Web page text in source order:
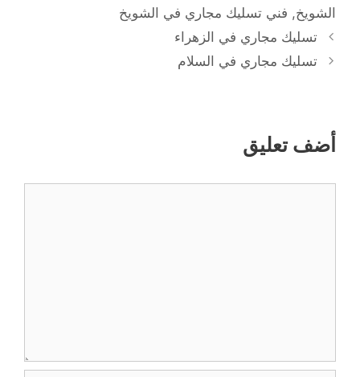
الشويخ, فني تسليك مجاري في الشويخ
تسليك مجاري في الزهراء
تسليك مجاري في السلام
أضف تعليق